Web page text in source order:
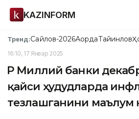
KAZINFORM
Тренд:Сайлов-2026АқордаТайинлов
16:10, 17 Январ 2025
ҚР Миллий банки
қайси ҳудудларда
тезлашганини маълум